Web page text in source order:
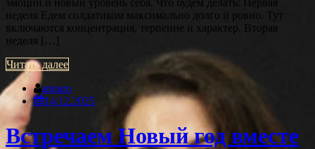
эмоции и новый уровень себя. Что будем делать: Первая
неделя Едем солдатиком максимально долго и ровно. Тут
включаются концентрация, терпение и характер. Вторая
неделя […]
Читать далее
annaro
14.12.2025
Встречаем Новый год вместе